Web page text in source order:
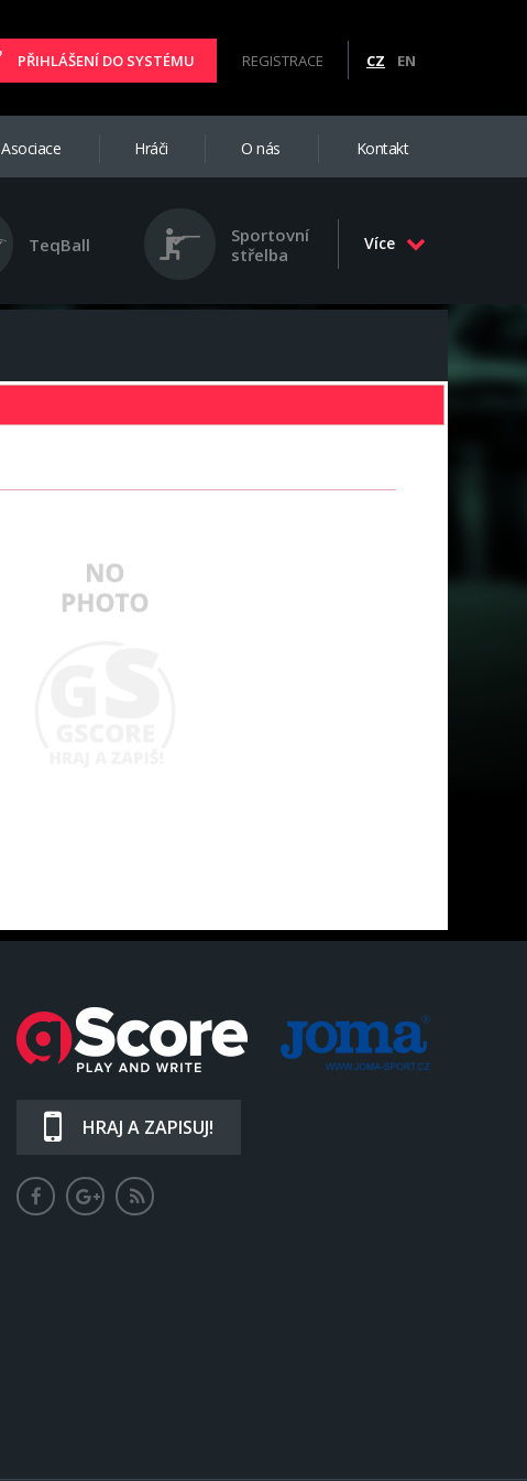
PŘIHLÁŠENÍ DO SYSTÉMU REGISTRACE CZ EN
Asociace Hráči O nás Kontakt
TeqBall
Sportovní
střelba
Více
HRAJ A ZAPISUJ!